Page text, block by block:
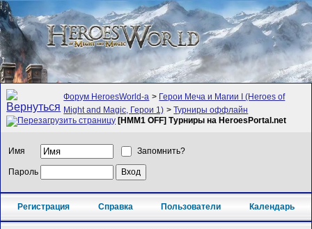
Форум HeroesWorld-а > Герои Меча и Магии I (Heroes of
Might and Magic, Герои 1) >Турниры оффлайн
[HMM1 OFF] Турниры на HeroesPortal.net
Имя Запомнить?
Пароль
Регистрация Справка Пользователи Календарь